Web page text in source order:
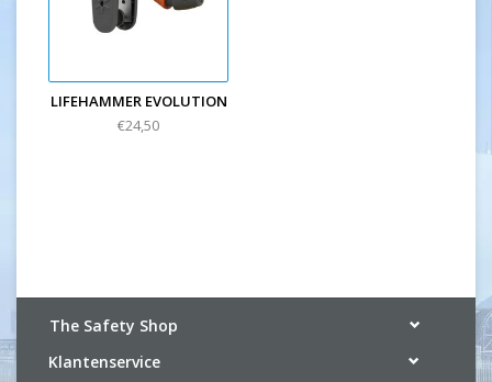
LIFEHAMMER EVOLUTION
€24,50
The Safety Shop
Klantenservice